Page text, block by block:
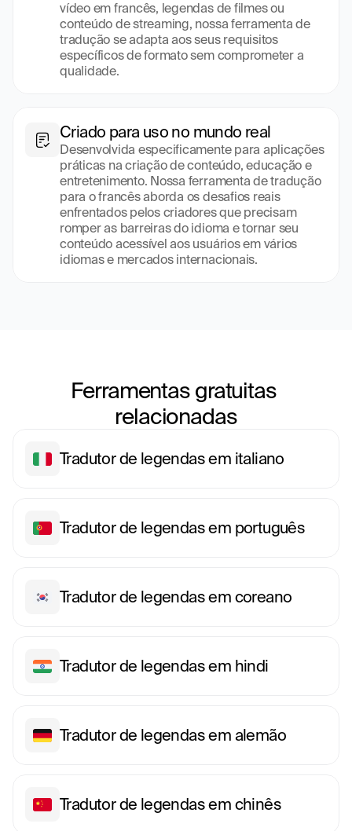
vídeo em francês, legendas de filmes ou
conteúdo de streaming, nossa ferramenta de
tradução se adapta aos seus requisitos
específicos de formato sem comprometer a
qualidade.
Criado para uso no mundo real
Desenvolvida especificamente para aplicações
práticas na criação de conteúdo, educação e
entretenimento. Nossa ferramenta de tradução
para o francês aborda os desafios reais
enfrentados pelos criadores que precisam
romper as barreiras do idioma e tornar seu
conteúdo acessível aos usuários em vários
idiomas e mercados internacionais.
Ferramentas gratuitas
relacionadas
Tradutor de legendas em italiano
Tradutor de legendas em português
Tradutor de legendas em coreano
Tradutor de legendas em hindi
Tradutor de legendas em alemão
Tradutor de legendas em chinês